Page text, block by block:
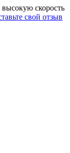
высокую скорость
свой отзыв